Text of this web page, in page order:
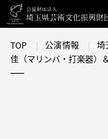
TOP 公演情報
埼
佳（マリンバ・打楽器）